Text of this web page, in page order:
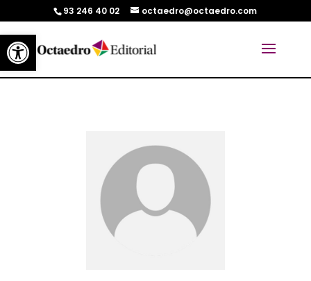
Abrir barra de herramientas
93 246 40 02 octaedro@octaedro.com